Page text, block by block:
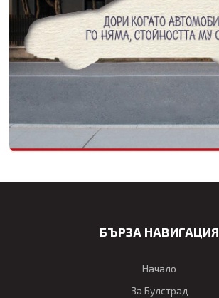
БЪРЗА НАВИГАЦИЯ
Начало
За Булстрад